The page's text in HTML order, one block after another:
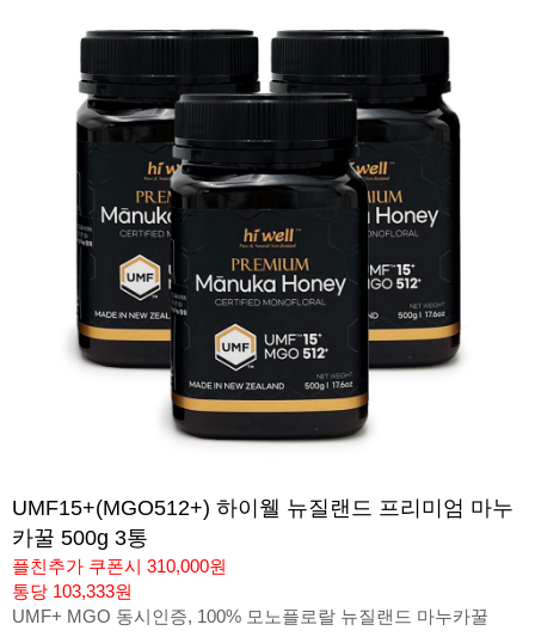
UMF15+(MGO512+) 하이웰 뉴질랜드 프리미엄 마누
카꿀 500g 3통
플친추가 쿠폰시 310,000원
통당 103,333원
UMF+ MGO 동시인증, 100% 모노플로랄 뉴질랜드 마누카꿀